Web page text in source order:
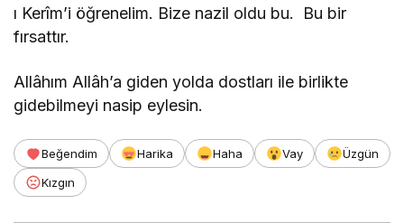
ı Kerîm’i öğrenelim. Bize nazil oldu bu. Bu bir
fırsattır.
Allâhım Allâh’a giden yolda dostları ile birlikte
gidebilmeyi nasip eylesin.
Beğendim Harika Haha Vay
Üzgün
Kızgın